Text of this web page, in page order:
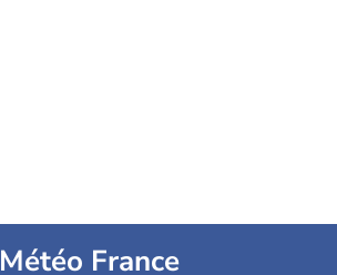
Météo France